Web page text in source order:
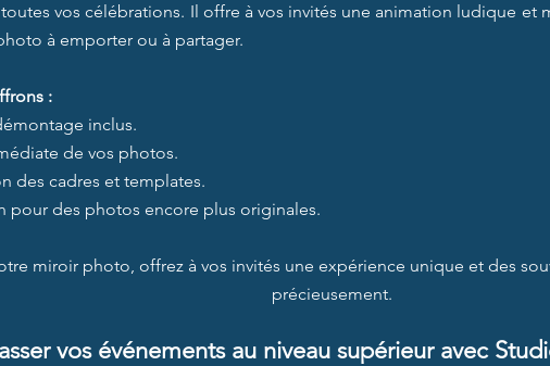
vos célébrations. Il offre à vos invités une animation ludique et
à emporter ou à partager.
:
inclus.
de vos photos.
des cadres et templates.
pour des photos encore plus originales.
miroir photo, offrez à vos invités une expérience unique et des
précieusement.
vos événements au niveau supérieur avec